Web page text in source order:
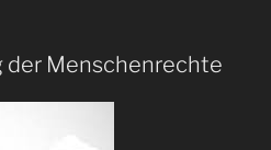
der Menschenrechte